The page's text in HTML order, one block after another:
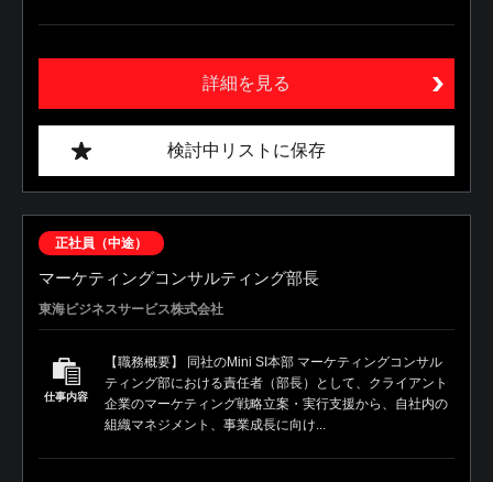
詳細を見る
検討中リストに保存
正社員（中途）
マーケティングコンサルティング部長
東海ビジネスサービス株式会社
仕事内容
【職務概要】 同社のMini SI本部 マーケティングコンサル
ティング部における責任者（部長）として、クライアント
企業のマーケティング戦略立案・実行支援から、自社内の
組織マネジメント、事業成長に向け...